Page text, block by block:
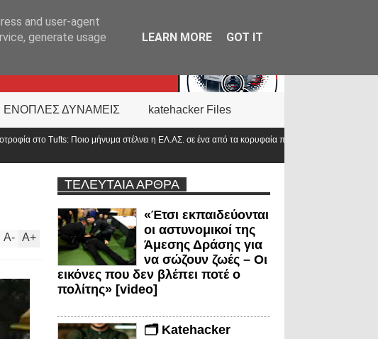
ΕΝΟΠΛΕΣ ΔΥΝΑΜΕΙΣ katehacker Files
ΕΛ.ΑΣ. σε ένα από τα κορυφαία πανεπιστήμια του
Αντιπρόεδρος ΠΟΑΣΥ: «Οι νέοι
A+
A-
ΤΕΛΕΥΤΑΙΑ ΑΡΘΡΑ
«Έτσι εκπαιδεύονται
οι αστυνομικοί της
Άμεσης Δράσης για
να σώζουν ζωές – Οι
εικόνες που δεν βλέπει ποτέ ο
πολίτης» [video]
🗂️ Katehacker
and user-agent
generate usage
LEARN MORE GOT IT